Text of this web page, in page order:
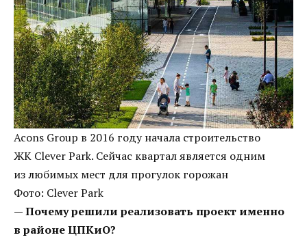
Acons Group в 2016 году начала строительство
ЖК Clever Park. Сейчас квартал является одним
из любимых мест для прогулок горожан
Фото: Clever Park
— Почему решили реализовать проект именно
в районе ЦПКиО?